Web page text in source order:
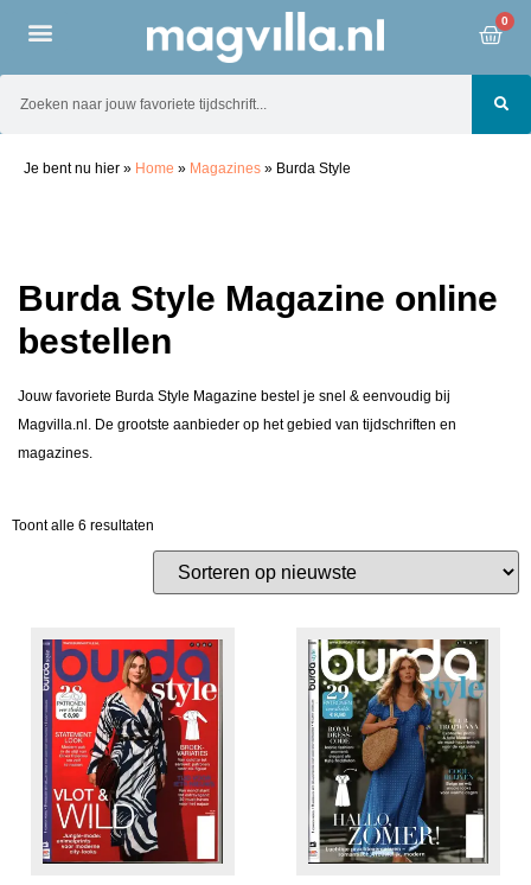
0
Je bent nu hier » Home » Magazines » Burda Style
Burda Style Magazine online
bestellen
Jouw favoriete Burda Style Magazine bestel je snel & eenvoudig bij
Magvilla.nl. De grootste aanbieder op het gebied van tijdschriften en
magazines.
Toont alle 6 resultaten